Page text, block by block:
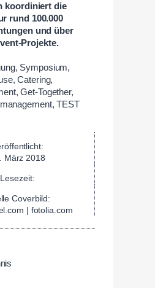
koordiniert die
rund 100.000
und über
Projekte.
März 2018
Lesezeit:
Coverbild:
| fotolia.com